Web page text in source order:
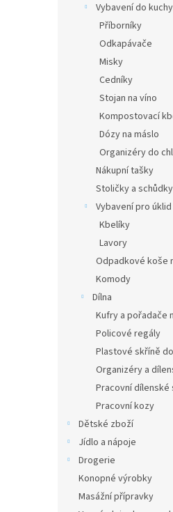
Vybavení do
Příborníky
Odkapávače
Misky
Cedníky
Stojan na víno
Kompostovací
Dózy na máslo
Organizéry do
Nákupní tašky
Stoličky a schůdky
Vybavení pro
Kbelíky
Lavory
Odpadkové koše
Komody
Dílna
Kufry a pořadače
Policové regály
Plastové skříně
Organizéry a
Pracovní dílenské
Pracovní kozy
Dětské zboží
Jídlo a nápoje
Drogerie
Konopné výrobky
Masážní přípravky